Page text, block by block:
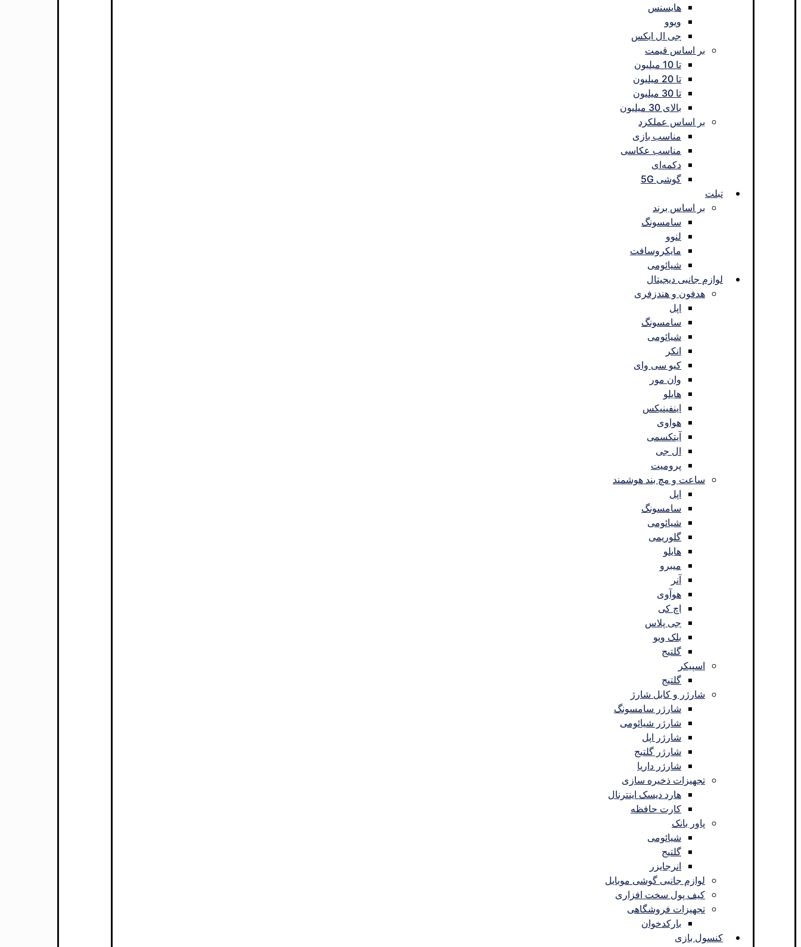
هایسنس
ویوو
جی ال ایکس
بر اساس قیمت
تا 10 میلیون
تا 20 میلیون
تا 30 میلیون
بالای 30 میلیون
بر اساس عملکرد
مناسب بازی
مناسب عکاسی
دکمه‌ای
گوشی 5G
تبلت
بر اساس برند
سامسونگ
لنوو
مایکروسافت
شیائومی
لوازم جانبی دیجیتال
هدفون و هندزفری
اپل
سامسونگ
شیائومی
انکر
کیو سی وای
وان مور
هایلو
اینفینیکس
هواوی
آیتکسمی
ال جی
پرومیت
ساعت و مچ بند هوشمند
اپل
سامسونگ
شیائومی
گلوریمی
هایلو
میبرو
آنر
هوآوی
اچ کی
جی پلاس
بلک ویو
گلتیج
اسپیکر
گلتیج
شارژر و کابل شارژ
شارژر سامسونگ
شارژر شیائومی
شارژر اپل
شارژر گلتیج
شارژر داریا
تجهیزات ذخیره سازی
هارد دیسک اینترنال
کارت حافظه
پاور بانک
شیائومی
گلتیج
انرجایزر
لوازم جانبی گوشی موبایل
کیف پول سخت افزاری
تجهیزات فروشگاهی
بارکدخوان
کنسول بازی